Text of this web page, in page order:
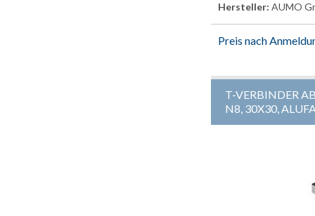
Hersteller: AUMO
Preis nach
T-VERBINDER
N8, 30X30,